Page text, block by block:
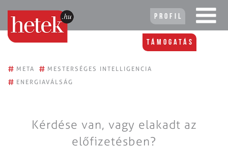
Profil
Támogatás
# META # MESTERSÉGES INTELLIGENCIA
# ENERGIAVÁLSÁG
Kérdése van, vagy elakadt az
előfizetésben?